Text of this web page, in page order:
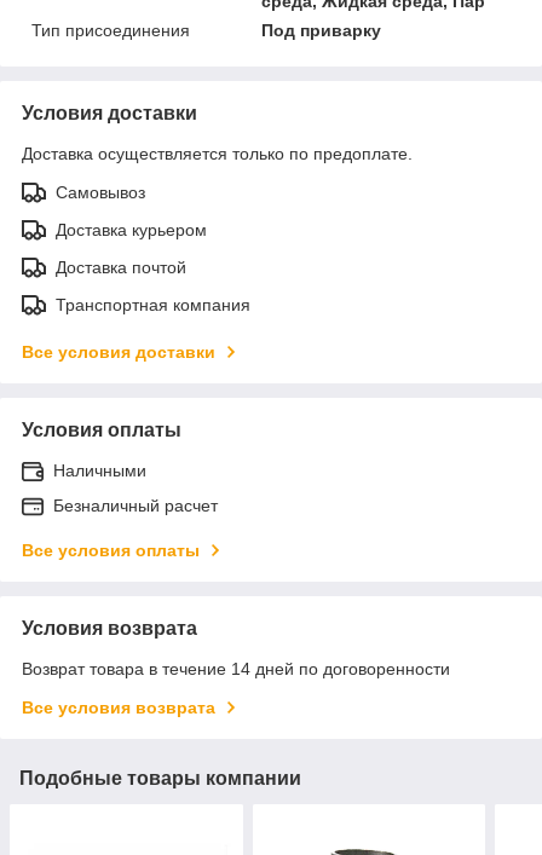
Тип присоединения
Под приварку
Условия доставки
Доставка осуществляется только по предоплате.
Самовывоз
Доставка курьером
Доставка почтой
Транспортная компания
Все условия доставки
Условия оплаты
Наличными
Безналичный расчет
Все условия оплаты
Условия возврата
Возврат товара в течение 14 дней по договоренности
Все условия возврата
Подобные товары компании